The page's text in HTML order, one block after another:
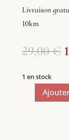
Livraison
10km
29,00€
1 en stock
quantité